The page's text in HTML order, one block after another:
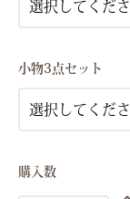
小物3点セット
購入数